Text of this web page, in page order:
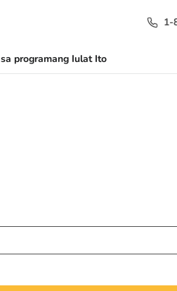
1-
programang Iulat Ito